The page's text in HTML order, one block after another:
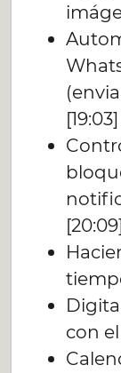
[19:03]
con